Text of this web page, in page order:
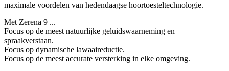
maximale voordelen van hedendaagse hoortoesteltechnologie.
Met Zerena 9 ...
Focus op de meest natuurlijke geluidswaarneming en
spraakverstaan.
Focus op dynamische lawaaireductie.
Focus op de meest accurate versterking in elke omgeving.